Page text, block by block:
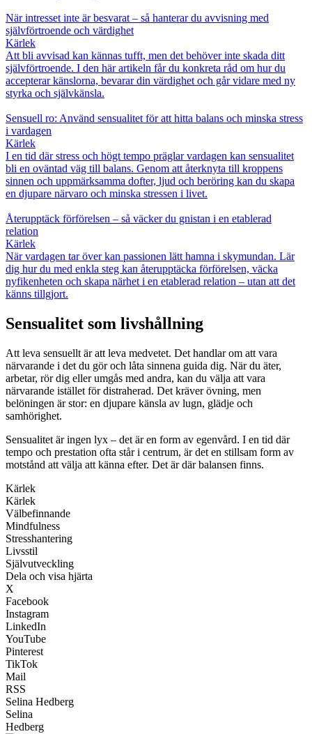
När intresset inte är besvarat – så hanterar du avvisning med
självförtroende och värdighet
Kärlek
Att bli avvisad kan kännas tufft, men det behöver inte skada ditt
självförtroende. I den här artikeln får du konkreta råd om hur du
accepterar känslorna, bevarar din värdighet och går vidare med ny
styrka och självkänsla.
Sensuell ro: Använd sensualitet för att hitta balans och minska stress
i vardagen
Kärlek
I en tid där stress och högt tempo präglar vardagen kan sensualitet
bli en oväntad väg till balans. Genom att återknyta till kroppens
sinnen och uppmärksamma dofter, ljud och beröring kan du skapa
en djupare närvaro och minska stressen i livet.
Återupptäck förförelsen – så väcker du gnistan i en etablerad
relation
Kärlek
När vardagen tar över kan passionen lätt hamna i skymundan. Lär
dig hur du med enkla steg kan återupptäcka förförelsen, väcka
nyfikenheten och skapa närhet i en etablerad relation – utan att det
känns tillgjort.
Sensualitet som livshållning
Att leva sensuellt är att leva medvetet. Det handlar om att vara
närvarande i det du gör och låta sinnena guida dig. När du äter,
arbetar, rör dig eller umgås med andra, kan du välja att vara
närvarande istället för distraherad. Det kräver övning, men
belöningen är stor: en djupare känsla av lugn, glädje och
samhörighet.
Sensualitet är ingen lyx – det är en form av egenvård. I en tid där
tempo och prestation ofta står i centrum, är det en stillsam form av
motstånd att välja att känna efter. Det är där balansen finns.
Kärlek
Kärlek
Välbefinnande
Mindfulness
Stresshantering
Livsstil
Självutveckling
Dela och visa hjärta
X
Facebook
Instagram
LinkedIn
YouTube
Pinterest
TikTok
Mail
RSS
Selina Hedberg
Selina
Hedberg